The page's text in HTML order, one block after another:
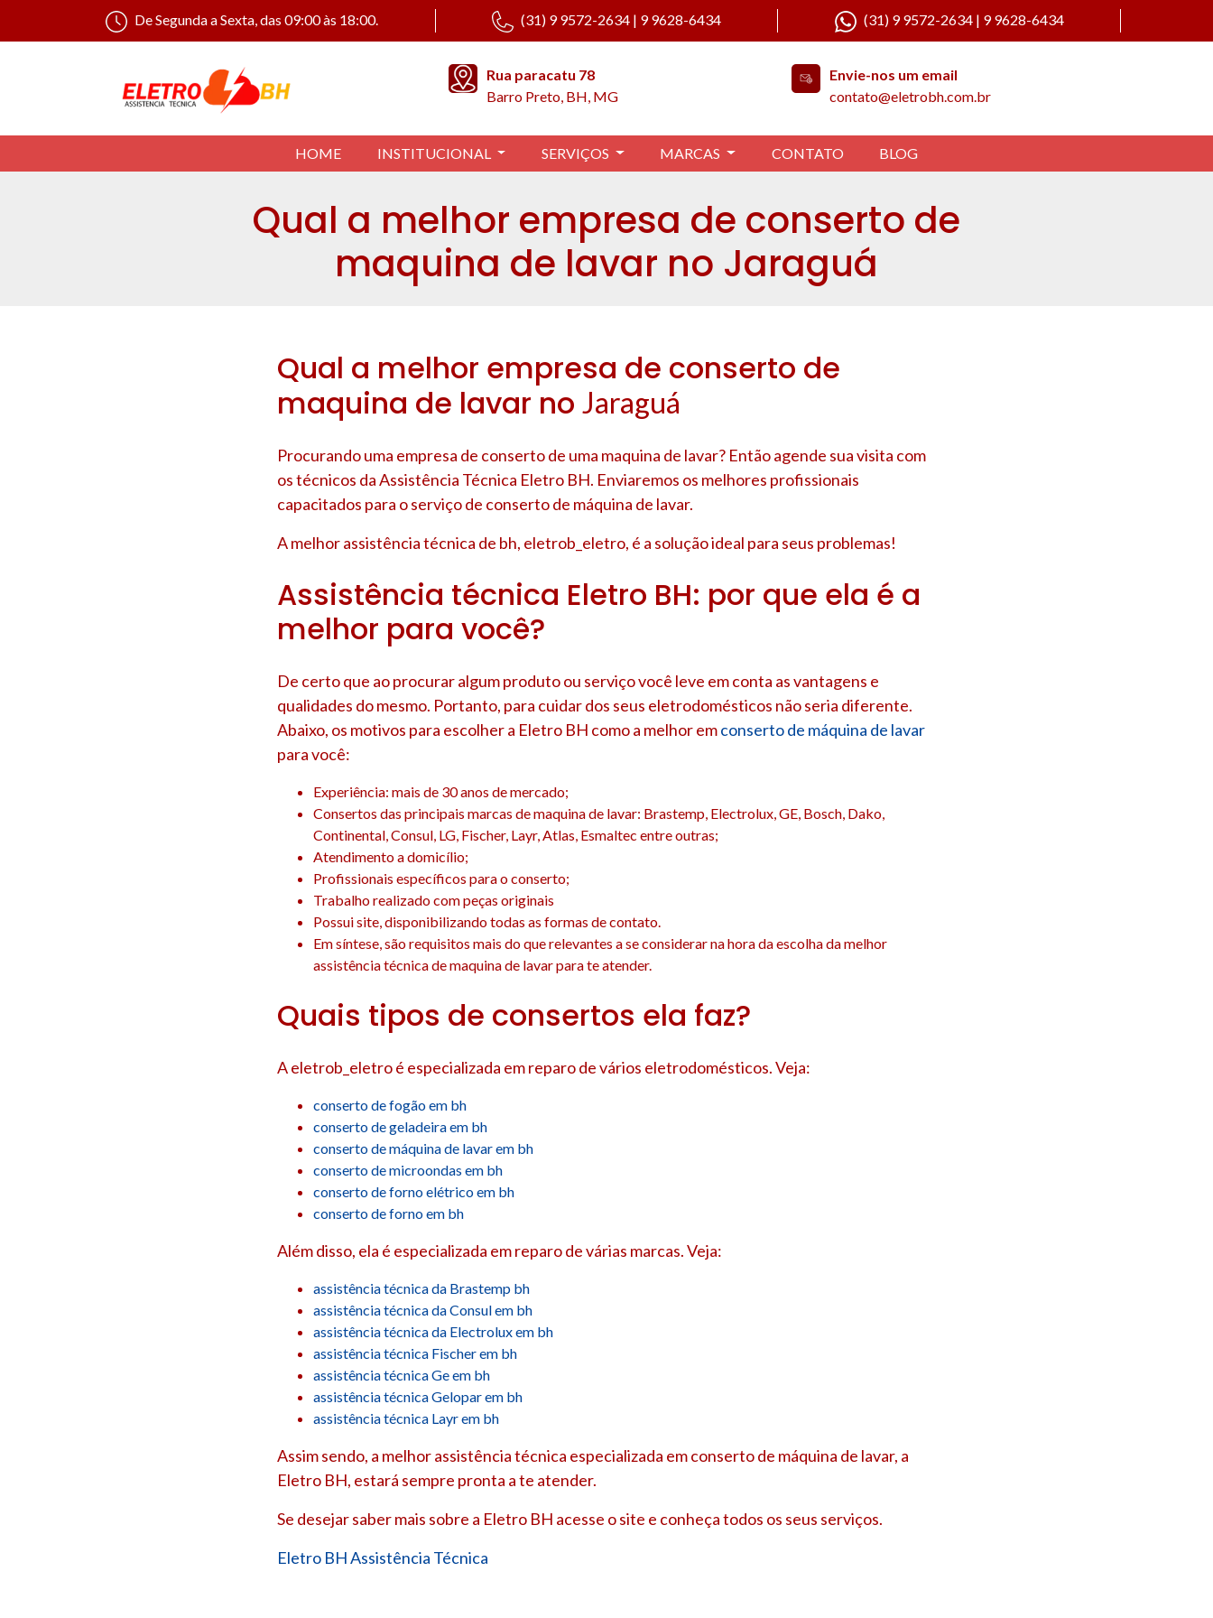
De Segunda a Sexta, das 09:00 às 18:00. (31) 9 9572-2634 | 9 9628-6434 (31) 9 9572-2634 | 9 9628-6434
Rua paracatu 78
Barro Preto, BH, MG
Envie-nos um email
contato@eletrobh.com.br
HOME INSTITUCIONAL SERVIÇOS MARCAS CONTATO BLOG
Qual a melhor empresa de conserto de
maquina de lavar no Jaraguá
Qual a melhor empresa de conserto de
maquina de lavar no Jaraguá
Procurando uma empresa de conserto de uma maquina de lavar? Então agende sua visita com
os técnicos da Assistência Técnica Eletro BH. Enviaremos os melhores profissionais
capacitados para o serviço de conserto de máquina de lavar.
A melhor assistência técnica de bh, eletrob_eletro, é a solução ideal para seus problemas!
Assistência técnica Eletro BH: por que ela é a
melhor para você?
De certo que ao procurar algum produto ou serviço você leve em conta as vantagens e
qualidades do mesmo. Portanto, para cuidar dos seus eletrodomésticos não seria diferente.
Abaixo, os motivos para escolher a Eletro BH como a melhor emconserto de máquina de lavar
para você:
Experiência: mais de 30 anos de mercado;
Consertos das principais marcas de maquina de lavar: Brastemp, Electrolux, GE, Bosch, Dako,
Continental, Consul, LG, Fischer, Layr, Atlas, Esmaltec entre outras;
Atendimento a domicílio;
Profissionais específicos para o conserto;
Trabalho realizado com peças originais
Possui site, disponibilizando todas as formas de contato.
Em síntese, são requisitos mais do que relevantes a se considerar na hora da escolha da melhor
assistência técnica de maquina de lavar para te atender.
Quais tipos de consertos ela faz?
A eletrob_eletro é especializada em reparo de vários eletrodomésticos. Veja:
conserto de fogão em bh
conserto de geladeira em bh
conserto de máquina de lavar em bh
conserto de microondas em bh
conserto de forno elétrico em bh
conserto de forno em bh
Além disso, ela é especializada em reparo de várias marcas. Veja:
assistência técnica da Brastemp bh
assistência técnica da Consul em bh
assistência técnica da Electrolux em bh
assistência técnica Fischer em bh
assistência técnica Ge em bh
assistência técnica Gelopar em bh
assistência técnica Layr em bh
Assim sendo, a melhor assistência técnica especializada em conserto de máquina de lavar, a
Eletro BH, estará sempre pronta a te atender.
Se desejar saber mais sobre a Eletro BH acesse o site e conheça todos os seus serviços.
Eletro BH Assistência Técnica